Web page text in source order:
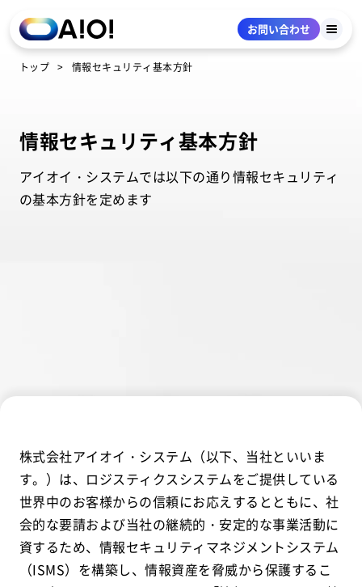
お問い合わせ
トップ 情報セキュリティ基本方針
情報セキュリティ基本方針
アイオイ・システムでは以下の通り情報セキュリティ
の基本方針を定めます
株式会社アイオイ・システム（以下、当社といいま
す。）は、ロジスティクスシステムをご提供している
世界中のお客様からの信頼にお応えするとともに、社
会的な要請および当社の継続的・安定的な事業活動に
資するため、情報セキュリティマネジメントシステム
（ISMS）を構築し、情報資産を脅威から保護するこ